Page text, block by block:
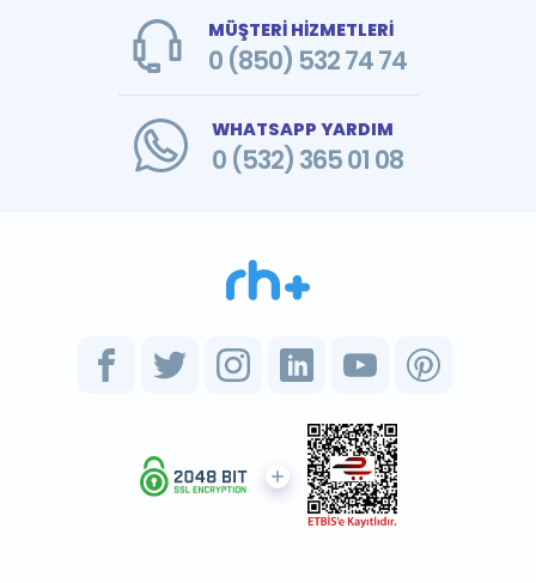
MÜŞTERİ HİZMETLERİ
0 (850) 532 74 74
WHATSAPP YARDIM
0 (532) 365 01 08